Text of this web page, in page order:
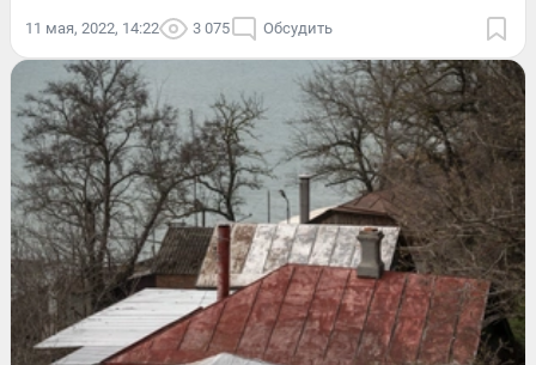
11 мая, 2022, 14:22 3 075 Обсудить